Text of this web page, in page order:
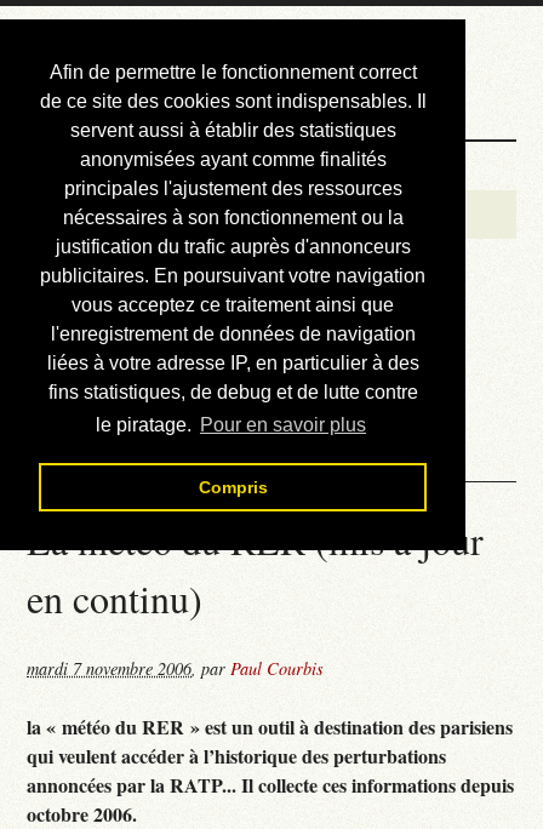
Afin de permettre le fonctionnement correct
de ce site des cookies sont indispensables. Il
servent aussi à établir des statistiques
anonymisées ayant comme finalités
principales l'ajustement des ressources
nécessaires à son fonctionnement ou la
justification du trafic auprès d'annonceurs
publicitaires. En poursuivant votre navigation
vous acceptez ce traitement ainsi que
l'enregistrement de données de navigation
liées à votre adresse IP, en particulier à des
fins statistiques, de debug et de lutte contre
le piratage. Pour en savoir plus
Compris
Courbis, « LE »
Blog Officiel
Bienvenue
Réalisations
Divers (et d’été)
Annonces
Liens externes
Téléchargement
Contact
La météo du RER (mis à jour
en continu)
mardi 7 novembre 2006,parPaul Courbis
la « météo du RER » est un outil à destination des parisiens
qui veulent accéder à l’historique des perturbations
annoncées par la RATP... Il collecte ces informations depuis
octobre 2006.